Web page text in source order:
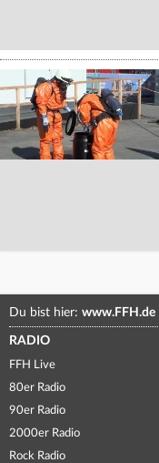
Du bist hier: www.FFH.de
RADIO
FFH Live
80er Radio
90er Radio
2000er Radio
Rock Radio